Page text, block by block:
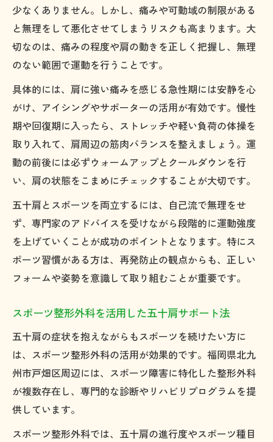
少なくありません。しかし、痛みや可動域の制限がある
と無理をして悪化させてしまうリスクも高まります。大
切なのは、痛みの程度や肩の動きを正しく把握し、無理
のない範囲で運動を行うことです。
具体的には、肩に強い痛みを感じる急性期には安静を心
がけ、アイシングやサポーターの活用が有効です。慢性
期や回復期に入ったら、ストレッチや軽い負荷の体操を
取り入れて、肩周辺の筋肉バランスを整えましょう。運
動の前後には必ずウォームアップとクールダウンを行
い、肩の状態をこまめにチェックすることが大切です。
五十肩とスポーツを両立するには、自己流で無理をせ
ず、専門家のアドバイスを受けながら段階的に運動強度
を上げていくことが成功のポイントとなります。特にス
ポーツ習慣がある方は、再発防止の観点からも、正しい
フォームや姿勢を意識して取り組むことが重要です。
スポーツ整形外科を活用した五十肩サポート法
五十肩の症状を抱えながらもスポーツを続けたい方に
は、スポーツ整形外科の活用が効果的です。福岡県北九
州市戸畑区周辺には、スポーツ障害に特化した整形外科
が複数存在し、専門的な診断やリハビリプログラムを提
供しています。
スポーツ整形外科では、五十肩の進行度やスポーツ種目